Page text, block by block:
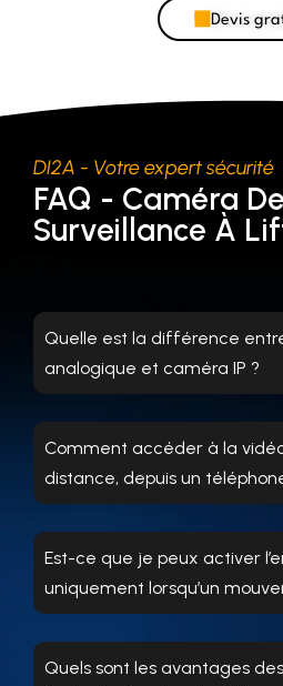
Devis
DI2A - Votre expert sécurité
FAQ - Caméra De
Surveillance À
Quelle est la différence
analogique et caméra IP ?
Comment accéder à la
distance, depuis un
Est-ce que je peux activer
uniquement lorsqu’un
Quels sont les avantages